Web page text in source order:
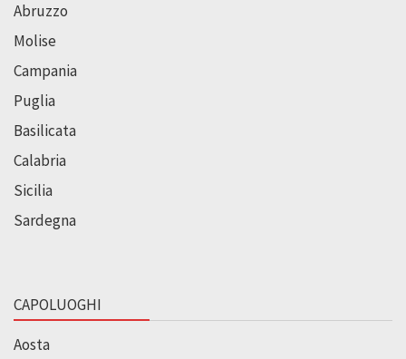
Abruzzo
Molise
Campania
Puglia
Basilicata
Calabria
Sicilia
Sardegna
CAPOLUOGHI
Aosta